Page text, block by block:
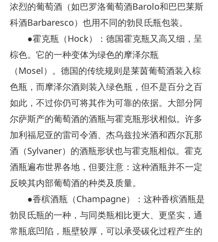
浓烈的葡萄酒（如巴罗洛葡萄酒Barolo和巴巴莱斯
科酒Barbaresco）也用不同的勃艮氐瓶包装。
●霍克瓶（Hock）：德国霍克瓶又高又细，呈
棕色。它的一种变体为绿色的摩泽尔瓶
（Mosel）。德国的传统规则是莱茵葡萄酒装入棕
色瓶，而摩泽尔酒则装入绿色瓶，但不是百分之百
如此，不过你仍可将其作为可靠的依据。大部分阿
尔萨斯产的葡萄酒的酒瓶与霍克瓶形状相似。许多
加利福尼亚的雷司令酒、杰乌兹拉米酒和西尔瓦那
酒（Sylvaner）的酒瓶形状也与霍克瓶相似。霍克
酒瓶遍布世界各地，但要注意：这种酒瓶并不一定
反映其内部葡萄酒的种类及质量。
●香槟酒瓶（Champagne）：这种香槟酒瓶是
勃艮氐瓶的一种，与同类瓶相比更大、更坚实，通
常瓶底凹陷，瓶壁较厚，可以承受碳化过程产生的